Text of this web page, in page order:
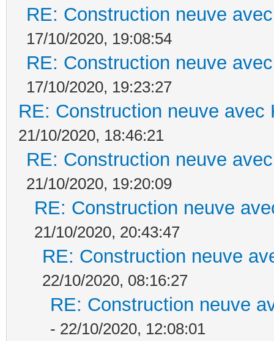
RE: Construction neuve
17/10/2020, 19:08:54
RE: Construction neuve
17/10/2020, 19:23:27
RE: Construction neuve avec
21/10/2020, 18:46:21
RE: Construction neuve
21/10/2020, 19:20:09
RE: Construction neuve
21/10/2020, 20:43:47
RE: Construction neuve
22/10/2020, 08:16:27
RE: Construction neuve
- 22/10/2020, 12:08:01